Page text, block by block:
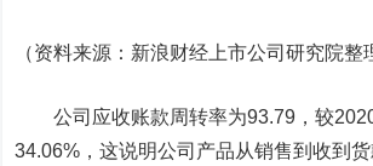
（资料来源：新浪财经上市公司研究院整
公司应收账款周转率为93.79，较
34.06%，这说明公司产品从销售到收到